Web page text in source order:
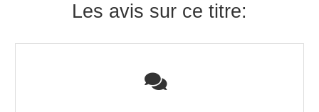
Les avis sur ce titre: